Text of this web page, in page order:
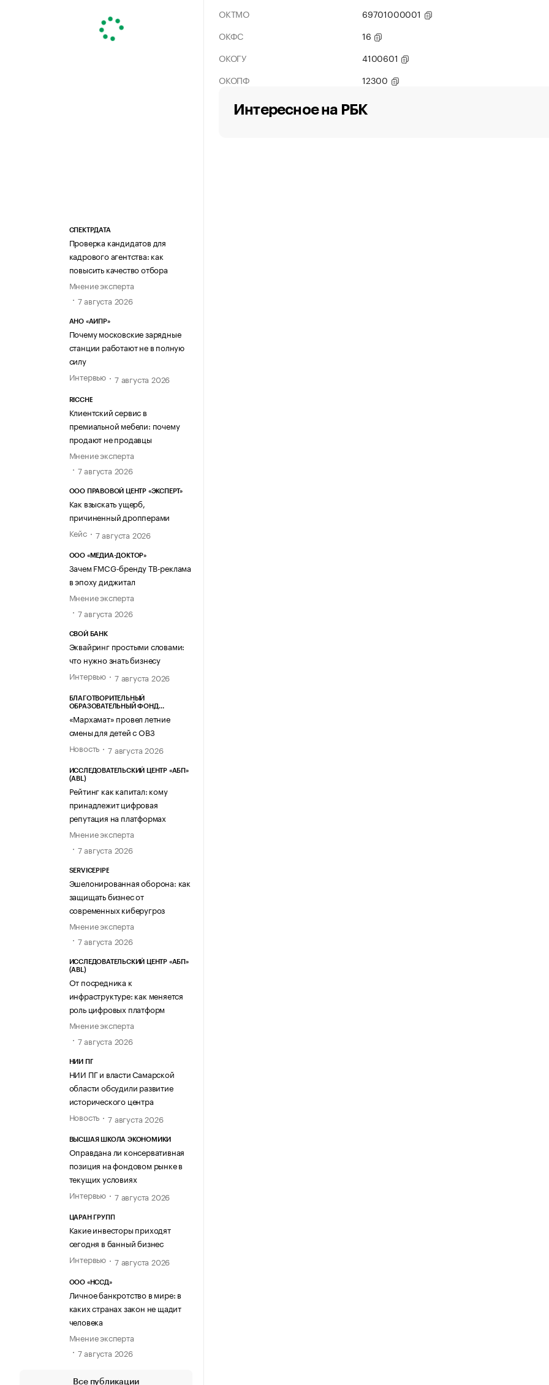
СПЕКТРДАТА
Проверка кандидатов для
кадрового агентства: как
повысить качество отбора
Мнение эксперта
7 августа 2026
АНО «АИПР»
Почему московские зарядные
станции работают не в полную
силу
Интервью
7 августа 2026
RICCHE
Клиентский сервис в
премиальной мебели: почему
продают не продавцы
Мнение эксперта
7 августа 2026
ООО ПРАВОВОЙ ЦЕНТР «ЭКСПЕРТ»
Как взыскать ущерб,
причиненный дропперами
Кейс
7 августа 2026
ООО «МЕДИА-ДОКТОР»
Зачем FMCG-бренду ТВ-реклама
в эпоху диджитал
Мнение эксперта
7 августа 2026
СВОЙ БАНК
Эквайринг простыми словами:
что нужно знать бизнесу
Интервью
7 августа 2026
БЛАГОТВОРИТЕЛЬНЫЙ
ОБРАЗОВАТЕЛЬНЫЙ ФОНД
«Мархамат» провел летние
смены для детей с ОВЗ
Новость
7 августа 2026
ИССЛЕДОВАТЕЛЬСКИЙ ЦЕНТР «АБП»
(ABL)
Рейтинг как капитал: кому
принадлежит цифровая
репутация на платформах
Мнение эксперта
7 августа 2026
SERVICEPIPE
Эшелонированная оборона: как
защищать бизнес от
современных киберугроз
Мнение эксперта
7 августа 2026
ИССЛЕДОВАТЕЛЬСКИЙ ЦЕНТР «АБП»
(ABL)
От посредника к
инфраструктуре: как меняется
роль цифровых платформ
Мнение эксперта
7 августа 2026
НИИ ПГ
НИИ ПГ и власти Самарской
области обсудили развитие
исторического центра
Новость
7 августа 2026
ВЫСШАЯ ШКОЛА ЭКОНОМИКИ
Оправдана ли консервативная
позиция на фондовом рынке в
текущих условиях
Интервью
7 августа 2026
ЦАРАН ГРУПП
Какие инвесторы приходят
сегодня в банный бизнес
Интервью
7 августа 2026
ООО «НССД»
Личное банкротство в мире: в
каких странах закон не щадит
человека
Мнение эксперта
7 августа 2026
Все публикации
ОКТМО
69701000001
ОКФС
16
ОКОГУ
4100601
ОКОПФ
12300
Интересное на РБК